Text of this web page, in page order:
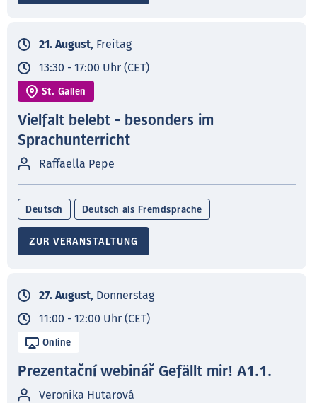
21. August, Freitag
13:30 - 17:00 Uhr (CET)
St. Gallen
Vielfalt belebt - besonders im
Sprachunterricht
Raffaella Pepe
Deutsch Deutsch als Fremdsprache
ZUR VERANSTALTUNG
27. August, Donnerstag
11:00 - 12:00 Uhr (CET)
Online
Prezentační webinář Gefällt mir! A1.1.
Veronika Hutarová